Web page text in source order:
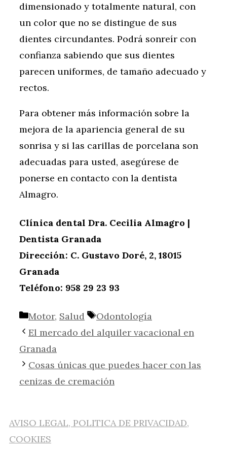
dimensionado y totalmente natural, con
un color que no se distingue de sus
dientes circundantes. Podrá sonreír con
confianza sabiendo que sus dientes
parecen uniformes, de tamaño adecuado y
rectos.
Para obtener más información sobre la
mejora de la apariencia general de su
sonrisa y si las carillas de porcelana son
adecuadas para usted, asegúrese de
ponerse en contacto con la dentista
Almagro.
Clínica dental Dra. Cecilia Almagro |
Dentista Granada
Dirección: C. Gustavo Doré, 2, 18015
Granada
Teléfono: 958 29 23 93
Categorías
Motor, Salud Etiquetas
Odontología
El mercado del alquiler vacacional en
Granada
Cosas únicas que puedes hacer con las
cenizas de cremación
AVISO LEGAL, POLITICA DE PRIVACIDAD,
COOKIES